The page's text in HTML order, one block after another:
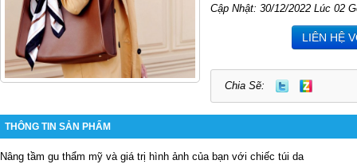
Cập Nhật: 30/12/2022 Lúc 02
LIÊN HỆ
Chia Sẽ:
THÔNG TIN SẢN PHẨM
Nâng tầm gu thẩm mỹ và giá trị hình ảnh của bạn với chiếc túi da